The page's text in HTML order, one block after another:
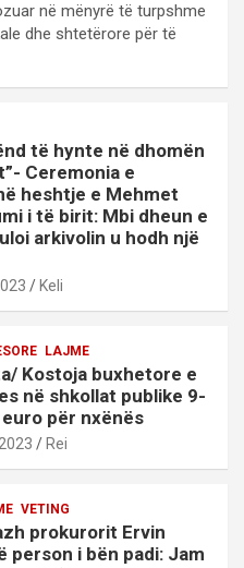
në mënyrë të turpshme
dhe shtetërore për të
të hynte në dhomën
Ceremonia e
heshtje e Mehmet
i të birit: Mbi dheun e
arkivolin u hodh një
Keli
LAJME
Kostoja buxhetore e
në shkollat publike 9-
për nxënës
Rei
VETING
prokurorit Ervin
person i bën padi: Jam